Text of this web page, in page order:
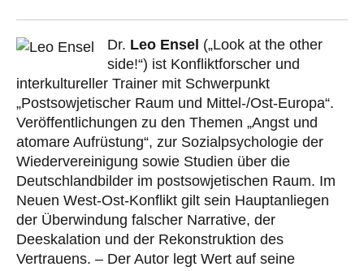
Dr. Leo Ensel („Look at the other
side!“) ist Konfliktforscher und
interkultureller Trainer mit Schwerpunkt
„Postsowjetischer Raum und Mittel-/Ost-Europa“.
Veröffentlichungen zu den Themen „Angst und
atomare Aufrüstung“, zur Sozialpsychologie der
Wiedervereinigung sowie Studien über die
Deutschlandbilder im postsowjetischen Raum. Im
Neuen West-Ost-Konflikt gilt sein Hauptanliegen
der Überwindung falscher Narrative, der
Deeskalation und der Rekonstruktion des
Vertrauens. – Der Autor legt Wert auf seine